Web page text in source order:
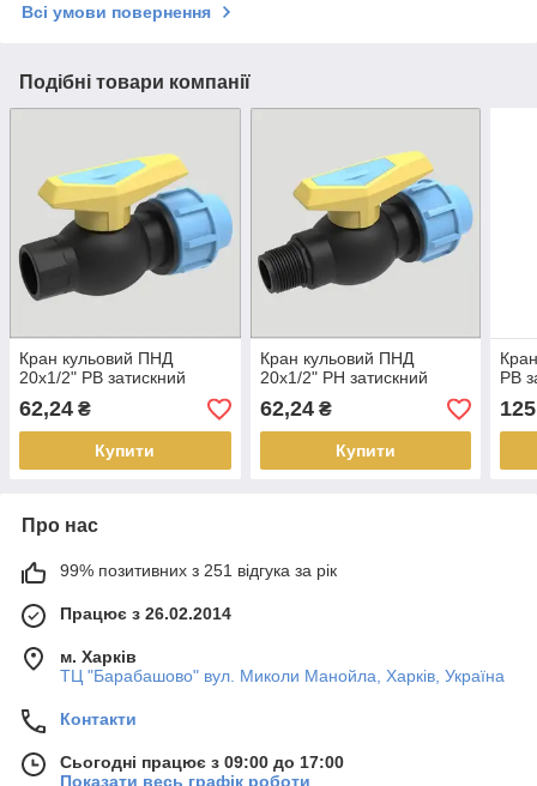
Всі умови повернення
Подібні товари компанії
Кран кульовий ПНД
20х1/2" РВ затискний
62,24 ₴
Купити
Кран кульовий ПНД
20х1/2" РН затискний
62,24₴
Купити
РВ
Про нас
99% позитивних з 251 відгука за рік
Працює з 26.02.2014
м. Харків
ТЦ "Барабашово" вул. Миколи Манойла, Харків, Україна
Контакти
Сьогодні працює з 09:00 до 17:00
Показати весь графік роботи